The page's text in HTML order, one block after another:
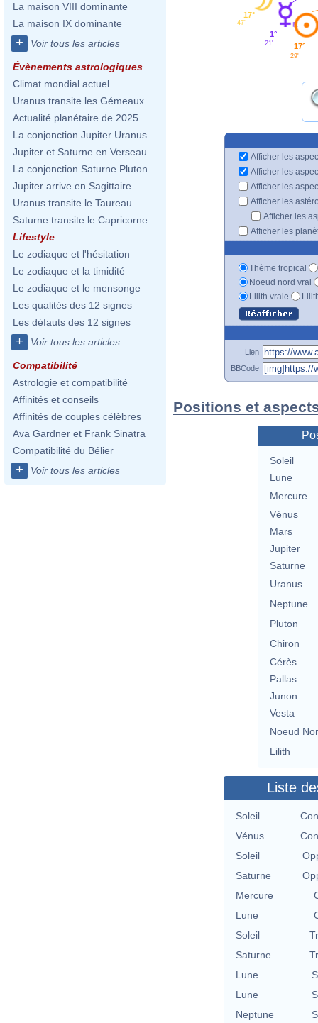
La maison VIII dominante
La maison IX dominante
+ Voir tous les articles
Évènements astrologiques
Climat mondial actuel
Uranus transite les Gémeaux
Actualité planétaire de 2025
La conjonction Jupiter Uranus
Jupiter et Saturne en Verseau
La conjonction Saturne Pluton
Jupiter arrive en Sagittaire
Uranus transite le Taureau
Saturne transite le Capricorne
Lifestyle
Le zodiaque et l'hésitation
Le zodiaque et la timidité
Le zodiaque et le mensonge
Les qualités des 12 signes
Les défauts des 12 signes
+ Voir tous les articles
Compatibilité
Astrologie et compatibilité
Affinités et conseils
Affinités de couples célèbres
Ava Gardner et Frank Sinatra
Compatibilité du Bélier
+ Voir tous les articles
17°
47'
1°
21' 17°
29'
Afficher les
Afficher les
Afficher les
Afficher les
Afficher les
Afficher les
Thème tropical
Noeud nord vrai
Lilith vraie
Lien
BBCode
Positions et
Soleil
Lune
Mercure
Vénus
Mars
Jupiter
Saturne
Uranus
Neptune
Pluton
Chiron
Cérès
Pallas
Junon
Vesta
Noeud
Lilith
Liste
Soleil
Vénus
Soleil
Saturne
Mercure
Lune
Soleil
Saturne
Lune
Lune
Neptune